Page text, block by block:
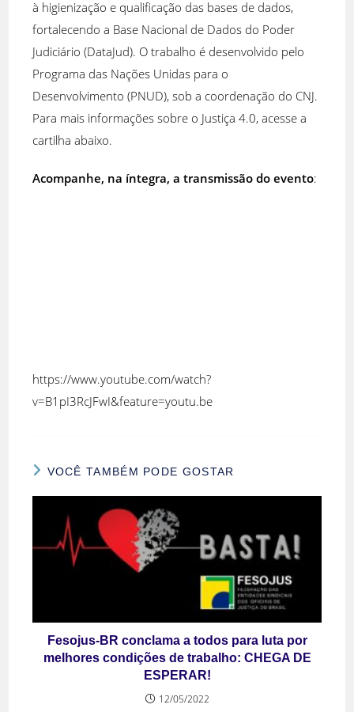
à higienização e qualificação das bases de dados,
fortalecendo a Base Nacional de Dados do Poder
Judiciário (DataJud). O trabalho é desenvolvido pelo
Programa das Nações Unidas para o
Desenvolvimento (PNUD), sob a coordenação do CNJ.
Para mais informações sobre o Justiça 4.0, acesse a
cartilha abaixo.
Acompanhe, na íntegra, a transmissão do evento:
https://www.youtube.com/watch?
v=B1pI3RcJFwI&feature=youtu.be
VOCÊ TAMBÉM PODE GOSTAR
Fesojus-BR conclama a todos para luta por
melhores condições de trabalho: CHEGA DE
ESPERAR!
12/05/2022